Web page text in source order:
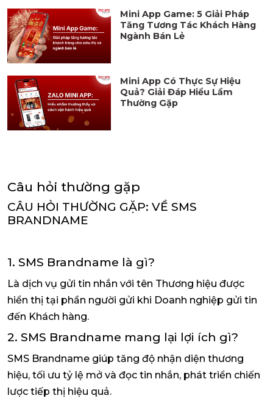
Mini App Game: 5 Giải Pháp
Tăng Tương Tác Khách Hàng
Ngành Bán Lẻ
Mini App Có Thực Sự Hiệu
Quả? Giải Đáp Hiểu Lầm
Thường Gặp
Câu hỏi thường gặp
CÂU HỎI THƯỜNG GẶP: VỀ SMS
BRANDNAME
1. SMS Brandname là gì?
Là dịch vụ gửi tin nhắn với tên Thương hiệu được
hiển thị tại phần người gửi khi Doanh nghiệp gửi tin
đến Khách hàng.
2. SMS Brandname mang lại lợi ích gì?
SMS Brandname giúp tăng độ nhận diện thương
hiệu, tối ưu tỷ lệ mở và đọc tin nhắn, phát triển chiến
lược tiếp thị hiệu quả.